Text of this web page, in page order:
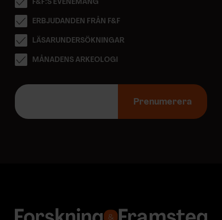
F&F:S EVENEMANG
ERBJUDANDEN FRÅN F&F
LÄSARUNDERSÖKNINGAR
MÅNADENS ARKEOLOGI
E
p
s
Prenumerera